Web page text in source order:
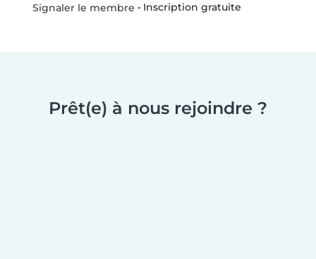
Signaler le membre • Inscription gratuite
Prêt(e) à nous rejoindre ?